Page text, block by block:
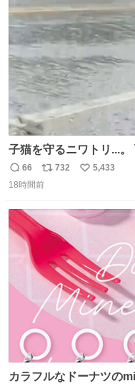
数
子猫を守るニワトリ...。 雨の中、羽の中に子猫を入れて守
る姿に感動した！！ 愛
返
信
66
リ
ポ
数
732
い
数
5,433
18時間前
カラフルなドーナツの